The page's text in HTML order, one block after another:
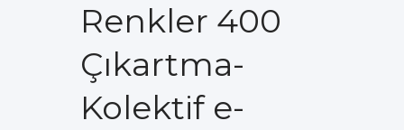
Renkler 400
Çıkartma-
Kolektif e-